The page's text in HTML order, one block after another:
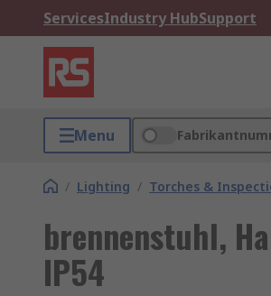
ServicesIndustry HubSupport
Menu
/ Lighting / Torches &
brennenstuhl,
IP54